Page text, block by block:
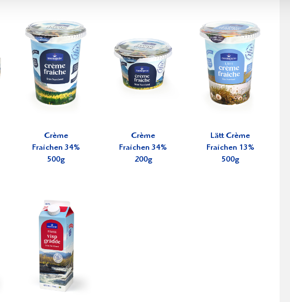
Crème
Fraichen 34%
500g
Crème
Fraichen 34%
200g
Lätt Crème
Fraichen 13%
500g